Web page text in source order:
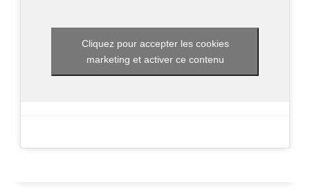
Cliquez pour accepter les cookies
marketing et activer ce contenu